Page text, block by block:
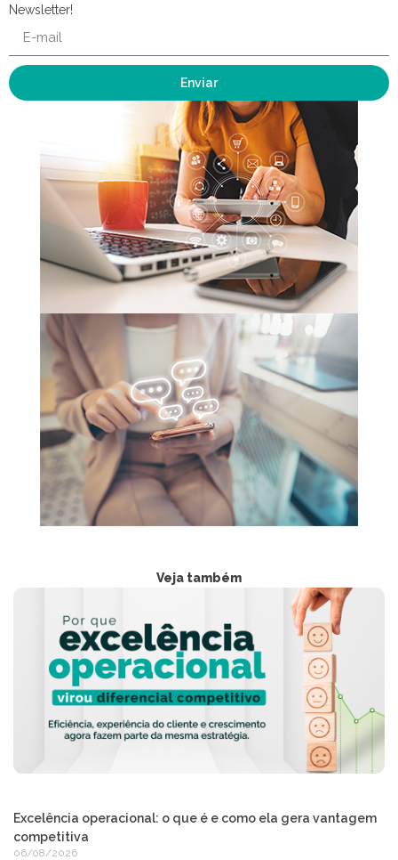
Newsletter!
Enviar
Veja também
Excelência operacional: o que é e como ela gera vantagem
competitiva
06/08/2026